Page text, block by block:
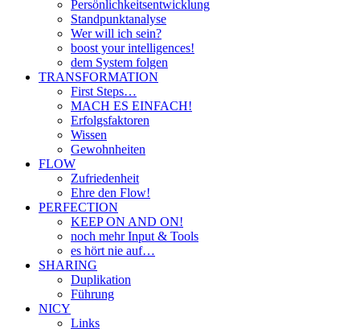
Persönlichkeitsentwicklung
Standpunktanalyse
Wer will ich sein?
boost your intelligences!
dem System folgen
TRANSFORMATION
First Steps…
MACH ES EINFACH!
Erfolgsfaktoren
Wissen
Gewohnheiten
FLOW
Zufriedenheit
Ehre den Flow!
PERFECTION
KEEP ON AND ON!
noch mehr Input & Tools
es hört nie auf…
SHARING
Duplikation
Führung
NICY
Links